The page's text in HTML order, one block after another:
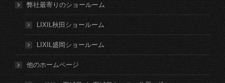
弊社最寄りのショールーム
LIXIL秋田ショールーム
LIXIL盛岡ショールーム
他のホームページ